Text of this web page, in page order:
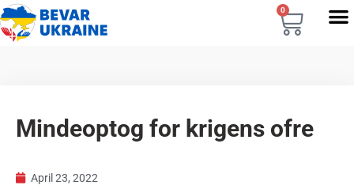
0
Mindeoptog for krigens ofre
April 23, 2022